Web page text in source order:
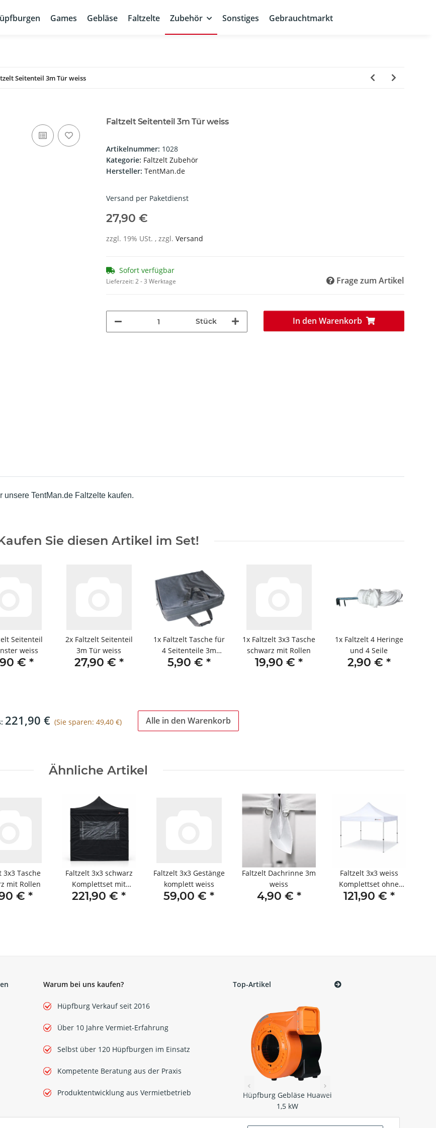
Games Gebläse Faltzelte Zubehör Sonstiges Gebrauchtmarkt
Seitenteil 3m Tür weiss
Faltzelt Seitenteil 3m Tür weiss
Artikelnummer: 1028
Kategorie: Faltzelt Zubehör
Hersteller: TentMan.de
Versand per Paketdienst
27,90 €
zzgl. 19% USt. , zzgl. Versand
Sofort verfügbar
Lieferzeit:2 - 3 Werktage Frage zum Artikel
Stück In den Warenkorb
TentMan.de Faltzelte kaufen.
Sie diesen Artikel im Set!
Seitenteil
weiss
€ *
2x Faltzelt Seitenteil
3m Tür weiss
27,90 € *
1x Faltzelt Tasche für
4 Seitenteile 3m
schwarz
5,90 € *
1x Faltzelt 3x3 Tasche
schwarz mit Rollen
19,90 € *
1x Faltzelt 4 Heringe
und 4 Seile
2,90 € *
221,90 € (Sie sparen: 49,40 €) Alle in den Warenkorb
Ähnliche Artikel
3x3 Tasche
mit Rollen
€ *
Faltzelt 3x3 schwarz
Komplettset mit
Seitenteilen
221,90 € *
Faltzelt 3x3 Gestänge
komplett weiss
59,00 € *
Faltzelt Dachrinne 3m
weiss
4,90 € *
Faltzelt 3x3 weiss
Komplettset ohne
Seitenteile
121,90 € *
Warum bei uns kaufen?
Hüpfburg Verkauf seit 2016
Über 10 Jahre Vermiet-Erfahrung
Selbst über 120 Hüpfburgen im Einsatz
Kompetente Beratung aus der Praxis
Produktentwicklung aus Vermietbetrieb
Top-Artikel
Flight Case für
- OTHG Transportbox
199,00 €*
Hüpfburg Gebläse Huawei
1,5 kW
159,00 €* 17,90 €